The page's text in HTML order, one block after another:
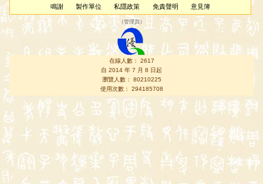
鳴謝
製作單位 私隱政策 免責聲明 意見簿
（管理員 ）
在線人數： 2617
自 2014 年 7 月 8 日起
瀏覽人數： 80210225
使用次數： 294185708